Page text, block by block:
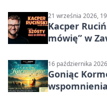
21 września 2026,
Kacper
mówię” w
16 października
Goniąc